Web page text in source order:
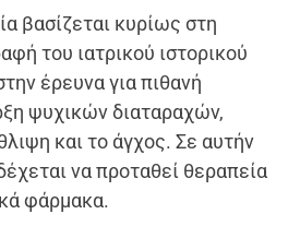
βασίζεται κυρίως στη
του ιατρικού ιστορικού
έρευνα για πιθανή
ψυχικών διαταραχών,
και το άγχος. Σε αυτήν
να προταθεί θεραπεία
φάρμακα.